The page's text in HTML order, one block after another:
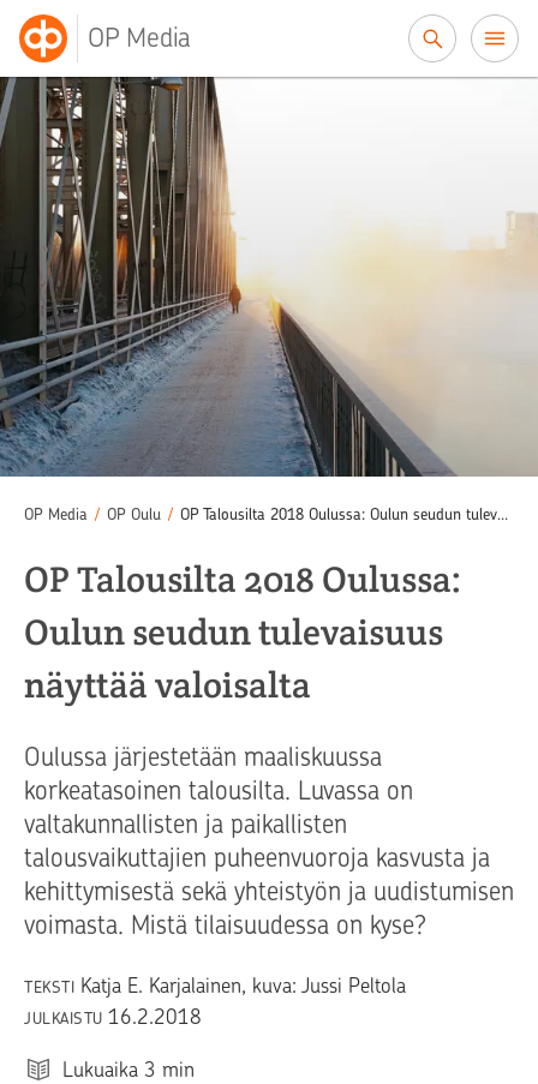
OP Media
OP Media / OP Oulu / OP Talousilta 2018 Oulussa: Oulun seudun tulevaisuus näyttää valoisalta
OP Talousilta 2018 Oulussa:
Oulun seudun tulevaisuus
näyttää valoisalta
Oulussa järjestetään maaliskuussa
korkeatasoinen talousilta. Luvassa on
valtakunnallisten ja paikallisten
talousvaikuttajien puheenvuoroja kasvusta ja
kehittymisestä sekä yhteistyön ja uudistumisen
voimasta. Mistä tilaisuudessa on kyse?
TEKSTI Katja E. Karjalainen, kuva: Jussi Peltola
JULKAISTU 16.2.2018
Lukuaika 3 min